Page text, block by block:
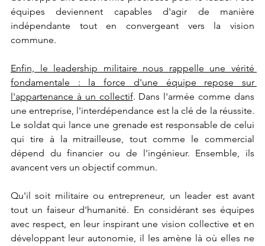
équipes deviennent capables d'agir de manière
indépendante tout en convergeant vers la vision
commune.
Enfin, le leadership militaire nous rappelle une vérité
fondamentale : la force d'une équipe repose sur
l'appartenance à un collectif. Dans l'armée comme dans
une entreprise, l'interdépendance est la clé de la réussite.
Le soldat qui lance une grenade est responsable de celui
qui tire à la mitrailleuse, tout comme le commercial
dépend du financier ou de l'ingénieur. Ensemble, ils
avancent vers un objectif commun.
Qu'il soit militaire ou entrepreneur, un leader est avant
tout un faiseur d'humanité. En considérant ses équipes
avec respect, en leur inspirant une vision collective et en
développant leur autonomie, il les amène là où elles ne